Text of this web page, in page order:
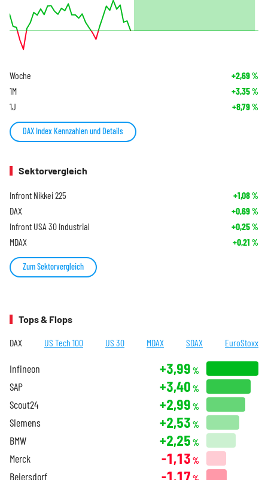
Woche +2,69%
1M +3,35%
1J +8,79%
DAX Index Kennzahlen und Details
Sektorvergleich
Infront Nikkei 225 +1,08%
DAX +0,69%
Infront USA 30 Industrial +0,25%
MDAX +0,21 %
Zum Sektorvergleich
Tops & Flops
DAX US Tech 100 US 30 MDAX SDAX EuroStoxx
Infineon +3,99 %
SAP +3,40 %
Scout24 +2,99 %
Siemens +2,53 %
BMW +2,25 %
Merck -1,13 %
Beiersdorf -1,17